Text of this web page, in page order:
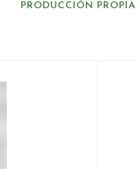
PRODUCCIÓN PROPIA